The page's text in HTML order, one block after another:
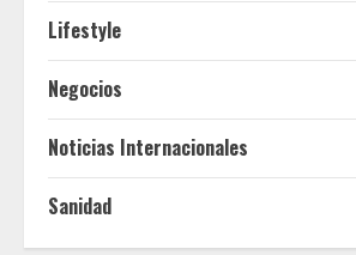
Lifestyle
Negocios
Noticias Internacionales
Sanidad